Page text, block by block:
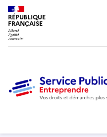
RÉPUBLIQUE
FRANÇAISE